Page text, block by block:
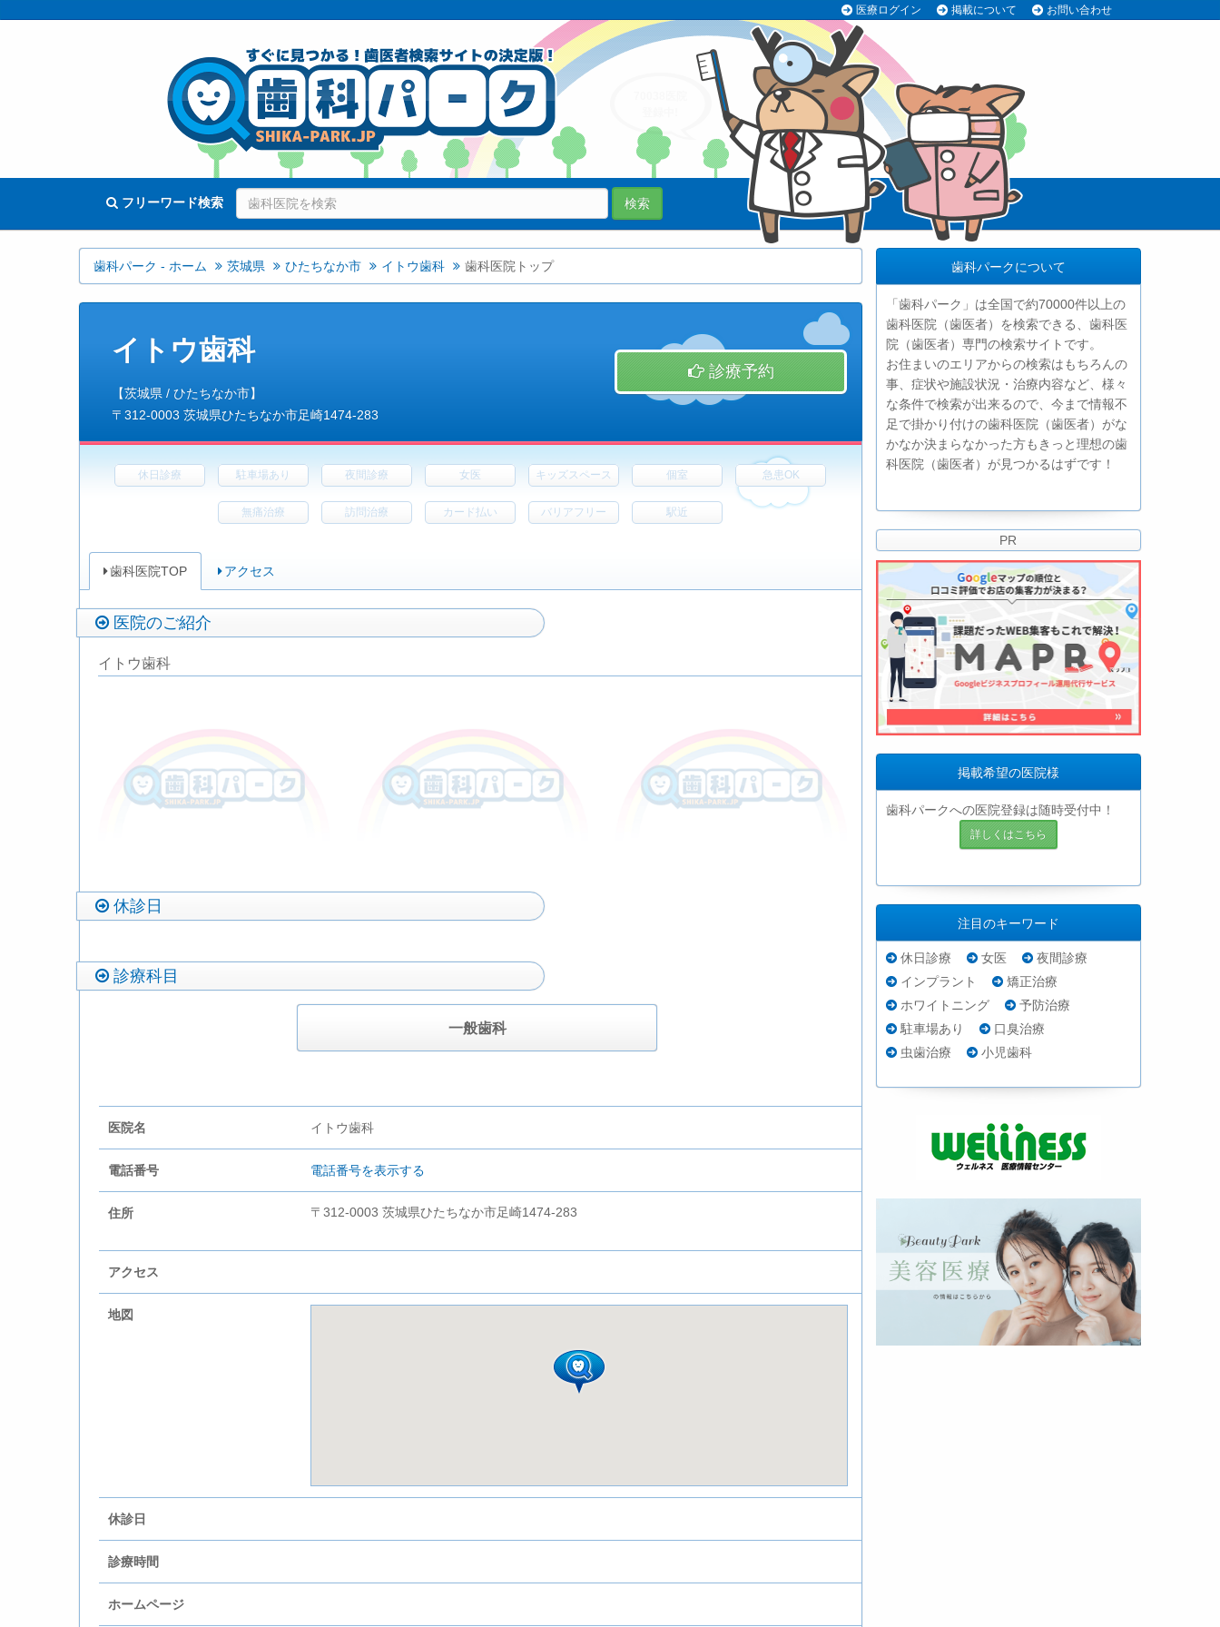
医療ログイン 掲載について お問い合わせ
フリーワード検索 検索
歯科パーク - ホーム 茨城県 ひたちなか市 イトウ歯科 歯科医院トップ
イトウ歯科
【茨城県 / ひたちなか市】
〒312-0003 茨城県ひたちなか市足崎1474-283
診療予約
休日診療 駐車場あり 夜間診療 女医 キッズスペース 個室 急患OK
無痛治療 訪問治療 カード払い バリアフリー 駅近
歯科医院TOP アクセス
医院のご紹介
イトウ歯科
休診日
診療科目
一般歯科
医院名 イトウ歯科
電話番号 電話番号を表示する
住所 〒312-0003 茨城県ひたちなか市足崎1474-283
アクセス
地図
休診日
診療時間
ホームページ
歯科パークについて
「歯科パーク」は全国で約70000件以上の
歯科医院（歯医者）を検索できる、歯科医
院（歯医者）専門の検索サイトです。
お住まいのエリアからの検索はもちろんの
事、症状や施設状況・治療内容など、様々
な条件で検索が出来るので、今まで情報不
足で掛かり付けの歯科医院（歯医者）がな
かなか決まらなかった方もきっと理想の歯
科医院（歯医者）が見つかるはずです！
PR
掲載希望の医院様
歯科パークへの医院登録は随時受付中！
詳しくはこちら
注目のキーワード
休日診療 女医
夜間診療
インプラント
矯正治療
ホワイトニング
予防治療
駐車場あり
口臭治療
虫歯治療
小児歯科